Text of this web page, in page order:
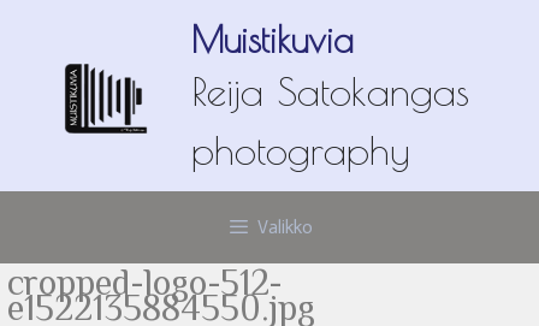
Muistikuvia
Reija Satokangas
photography
Valikko
cropped-logo-512-
e1522135884550.jpg